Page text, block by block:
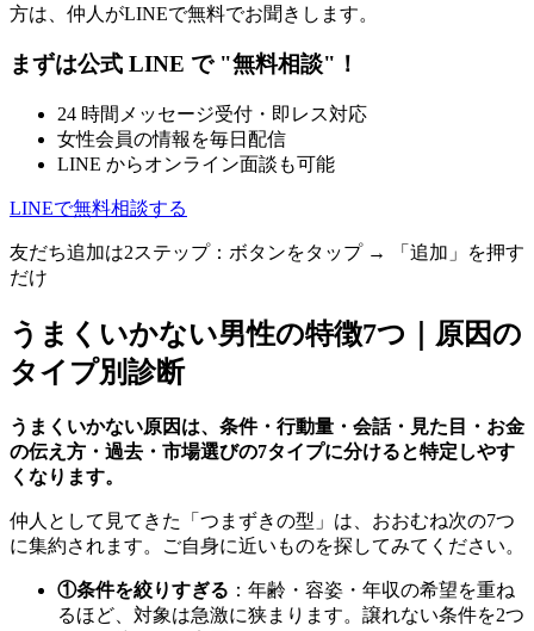
方は、仲人がLINEで無料でお聞きします。
まずは公式 LINE で "無料相談"！
24 時間メッセージ受付・即レス対応
女性会員の情報を毎日配信
LINE からオンライン面談も可能
LINEで無料相談する
友だち追加は2ステップ：ボタンをタップ → 「追加」を押す
だけ
うまくいかない男性の特徴7つ｜原因の
タイプ別診断
うまくいかない原因は、条件・行動量・会話・見た目・お金
の伝え方・過去・市場選びの7タイプに分けると特定しやす
くなります。
仲人として見てきた「つまずきの型」は、おおむね次の7つ
に集約されます。ご自身に近いものを探してみてください。
①条件を絞りすぎる ：年齢・容姿・年収の希望を重ね
るほど、対象は急激に狭まります。譲れない条件を2つ